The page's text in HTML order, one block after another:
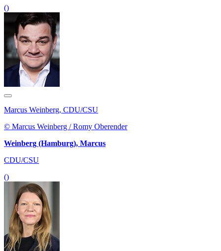
()
Marcus Weinberg, CDU/CSU
© Marcus Weinberg / Romy Oberender
Weinberg (Hamburg), Marcus
CDU/CSU
()